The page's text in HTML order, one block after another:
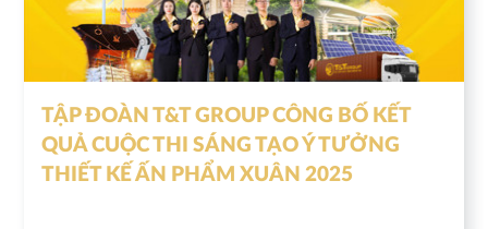
TẬP ĐOÀN T&T GROUP CÔNG BỐ KẾT
QUẢ CUỘC THI SÁNG TẠO Ý TƯỞNG
THIẾT KẾ ẤN PHẨM XUÂN 2025